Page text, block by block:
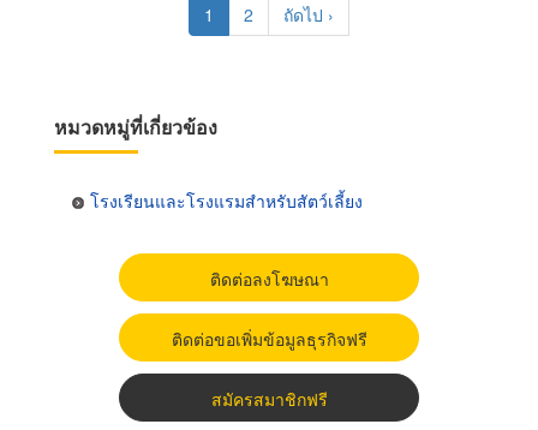
Current
page
1 Page
2
Next
page
ถัดไป ›
หมวดหมู่ที่เกี่ยวข้อง
โรงเรียนและโรงแรมสำหรับสัตว์เลี้ยง
ติดต่อลงโฆษณา
ติดต่อขอเพิ่มข้อมูลธุรกิจฟรี
สมัครสมาชิกฟรี